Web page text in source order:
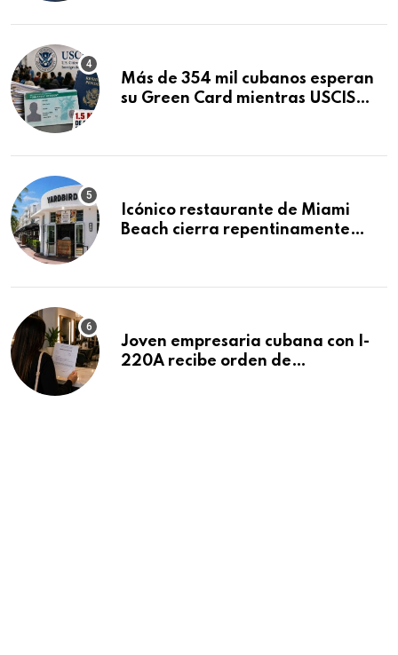
Más de 354 mil cubanos esperan
su Green Card mientras USCIS
Icónico restaurante de Miami
Beach cierra repentinamente
Joven empresaria cubana con I-
220A recibe orden de